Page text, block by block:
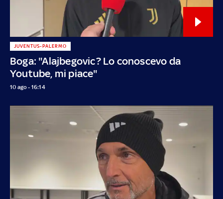
Boga: "Alajbegovic? Lo conoscevo da
Youtube, mi piace"
JUVENTUS-PALERMO
10 ago - 16:14